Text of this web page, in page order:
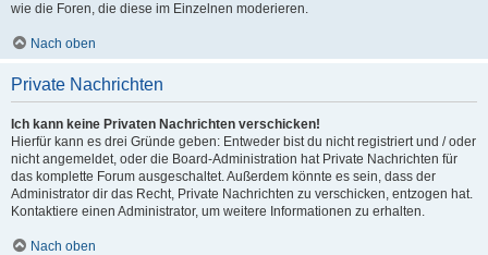
wie die Foren, die diese im Einzelnen moderieren.
Nach oben
Private Nachrichten
Ich kann keine Privaten Nachrichten verschicken!
Hierfür kann es drei Gründe geben: Entweder bist du nicht registriert und / oder
nicht angemeldet, oder die Board-Administration hat Private Nachrichten für
das komplette Forum ausgeschaltet. Außerdem könnte es sein, dass der
Administrator dir das Recht, Private Nachrichten zu verschicken, entzogen hat.
Kontaktiere einen Administrator, um weitere Informationen zu erhalten.
Nach oben